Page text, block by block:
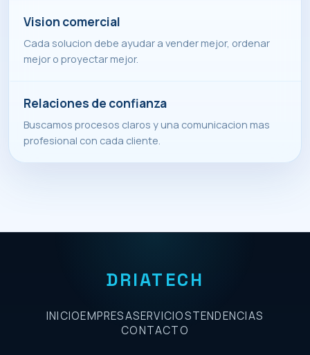
Vision comercial
Cada solucion debe ayudar a vender mejor, ordenar
mejor o proyectar mejor.
Relaciones de confianza
Buscamos procesos claros y una comunicacion mas
profesional con cada cliente.
DRIATECH
INICIOEMPRESASERVICIOSTENDENCIAS
CONTACTO